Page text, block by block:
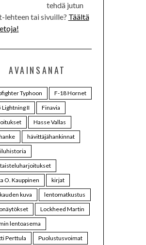
tehdä jutun
lehteen tai sivuille? Täältä
AVAINSANAT
Typhoon
F-18 Hornet
Lightning II
Finavia
Hasse Vallas
hävittäjähankinnat
O. Kauppinen
kirjat
kuva
lentomatkustus
Lockheed Martin
lentoasema
Perttula
Puolustusvoimat